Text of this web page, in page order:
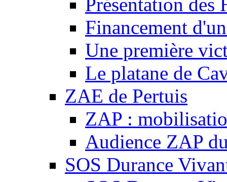
Présentation des
Financement
Une première
Le platane de
ZAE de Pertuis
ZAP :
Audience ZAP
SOS Durance